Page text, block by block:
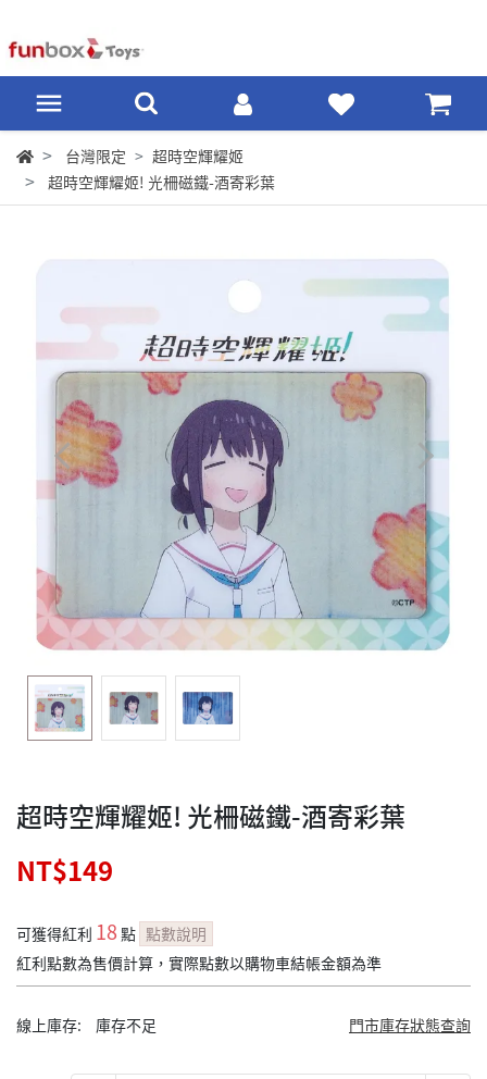
台灣限定
超時空輝耀姬
超時空輝耀姬! 光柵磁鐵-酒寄彩葉
超時空輝耀姬! 光柵磁鐵-酒寄彩葉
NT$149
可獲得紅利 18 點 點數說明
紅利點數為售價計算，實際點數以購物車結帳金額為準
線上庫存: 庫存不足 門市庫存狀態查詢